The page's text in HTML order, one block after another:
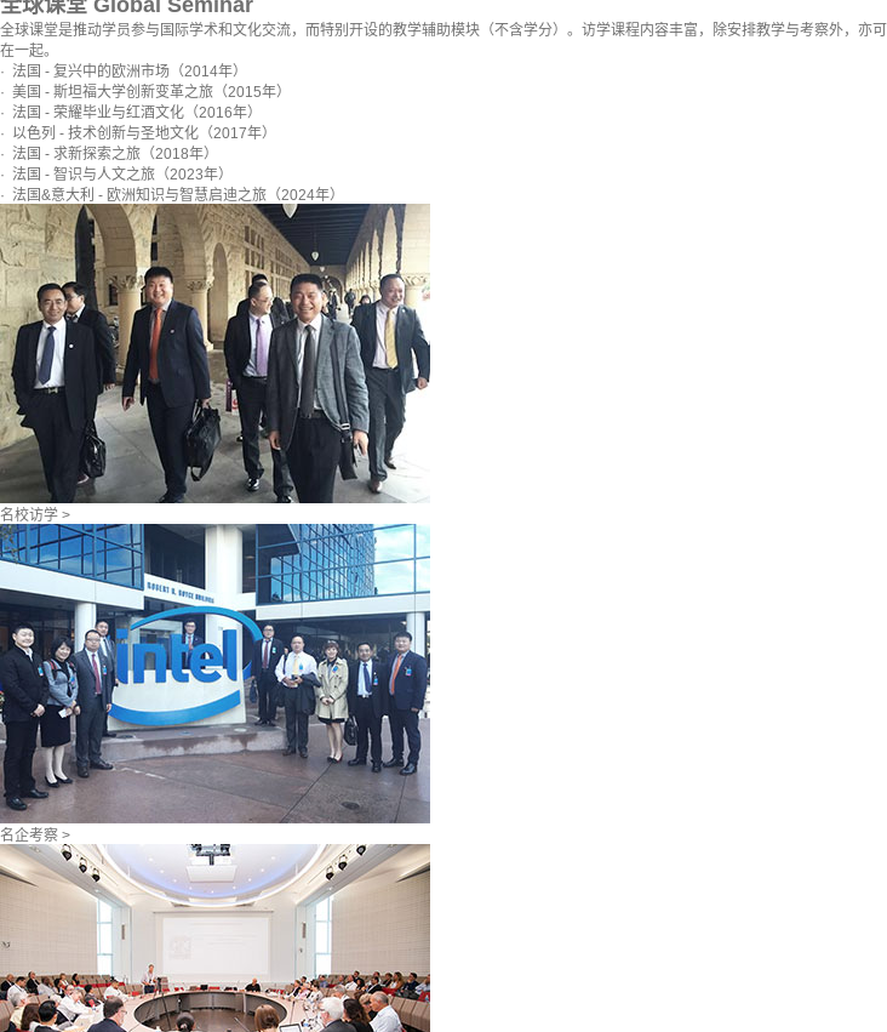
全球课堂 Global Seminar
全球课堂是推动学员参与国际学术和文化交流，而特别开设的教学辅助模块（不含学分）。访学课程内容丰富，除安排教学与考察外，
在一起。
· 法国 - 复兴中的欧洲市场（2014年）
· 美国 - 斯坦福大学创新变革之旅（2015年）
· 法国 - 荣耀毕业与红酒文化（2016年）
· 以色列 - 技术创新与圣地文化（2017年）
· 法国 - 求新探索之旅（2018年）
· 法国 - 智识与人文之旅（2023年）
· 法国&意大利 - 欧洲知识与智慧启迪之旅（2024年）
名校访学 >
名企考察 >